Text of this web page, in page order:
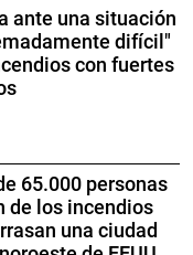
ante una situación
difícil"
con fuertes
65.000 personas
de los incendios
una ciudad